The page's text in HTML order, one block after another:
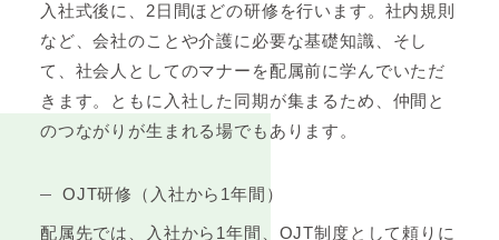
入社式後に、2日間ほどの研修を行います。社内規則
など、会社のことや介護に必要な基礎知識、そし
て、社会人としてのマナーを配属前に学んでいただ
きます。ともに入社した同期が集まるため、仲間と
のつながりが生まれる場でもあります。
OJT研修（入社から1年間）
配属先では、入社から1年間、OJT制度として頼りに